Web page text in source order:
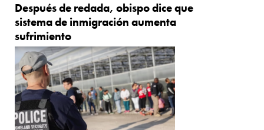
Después de redada, obispo dice que
sistema de inmigración aumenta
sufrimiento